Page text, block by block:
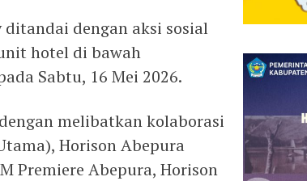
ditandai dengan aksi sosial
hotel di bawah
Sabtu, 16 Mei 2026.
melibatkan kolaborasi
Horison Abepura
Premiere Abepura, Horison